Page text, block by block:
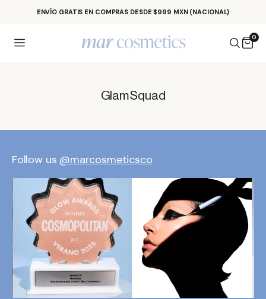
Ir al contenido
ENVÍO GRATIS EN COMPRAS DESDE $999 MXN (NACIONAL)
0
Glam Squad
Follow us @marcosmeticsco